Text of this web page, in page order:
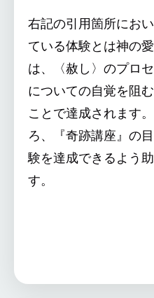
右記の引用箇所にお
ている体験とは神の
は、〈赦し〉のプロ
についての自覚を阻
ことで達成されます
ろ、『奇跡講座』の
験を達成できるよう
す。